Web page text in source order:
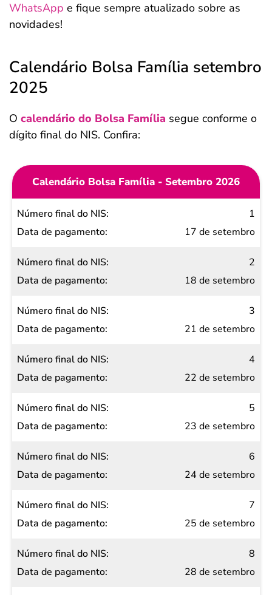
WhatsApp e fique sempre atualizado sobre as
novidades!
Calendário Bolsa Família setembro
2025
O calendário do Bolsa Família segue conforme o
dígito final do NIS. Confira:
Calendário Bolsa Família - Setembro 2026
Número
final do
Data de
pagamento
1
17 de setembro
2
18 de setembro
3
21 de setembro
4
22 de setembro
5
23 de setembro
6
24 de setembro
7
25 de setembro
8
28 de setembro